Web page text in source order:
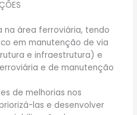
na área ferroviária, tendo
em manutenção de via
e infraestrutura) e
e de manutenção
de melhorias nos
las e desenvolver